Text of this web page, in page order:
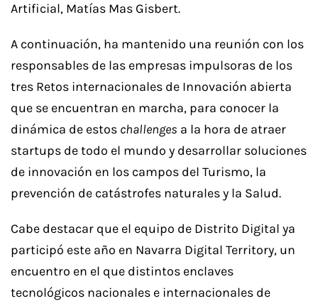
Artificial, Matías Mas Gisbert.
A continuación, ha mantenido una reunión con los
responsables de las empresas impulsoras de los
tres Retos internacionales de Innovación abierta
que se encuentran en marcha, para conocer la
dinámica de estos challenges a la hora de atraer
startups de todo el mundo y desarrollar soluciones
de innovación en los campos del Turismo, la
prevención de catástrofes naturales y la Salud.
Cabe destacar que el equipo de Distrito Digital ya
participó este año en Navarra Digital Territory, un
encuentro en el que distintos enclaves
tecnológicos nacionales e internacionales de